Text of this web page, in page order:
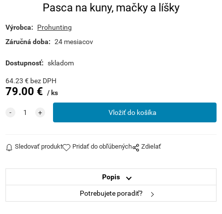
Pasca na kuny, mačky a líšky
Výrobca:
Prohunting
Záručná doba: 24 mesiacov
Dostupnosť: skladom
64.23 € bez DPH
79.00 € ks
Sledovať produkt Pridať do obľúbených Zdielať
Popis
Potrebujete poradiť?